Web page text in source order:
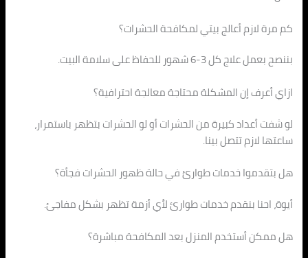
كم مرة لازم أعالج بيتي لمكافحة الحشرات؟
بننصح بعمل علاج كل 3-6 شهور للحفاظ على سلامة البيت.
ازاي أعرف إن المشكلة محتاجة معالجة احترافية؟
لو شفت أعداد كبيرة من الحشرات أو لو الحشرات بتظهر باستمرار،
ساعتها لازم تتصل بينا.
هل بتقدموا خدمات طوارئ في حالة ظهور الحشرات فجأة؟
أيوة، احنا بنقدم خدمات طوارئ لأي أزمة تظهر بشكل مفاجئ.
هل ممكن أستخدم المنزل بعد المكافحة مباشرة؟